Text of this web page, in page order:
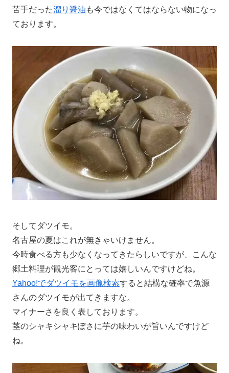
苦手だった溜り醤油 も今ではなくてはならない物になっ
ております。
そしてダツイモ。
名古屋の夏はこれが無きゃいけません。
今時食べる方も少なくなってきたらしいですが、こんな
郷土料理が観光客にとっては嬉しいんですけどね。
Yahoo!でダツイモを画像検索すると結構な確率で魚源
さんのダツイモが出てきますな。
マイナーさを良く表しております。
茎のシャキシャキぽさに芋の味わいが旨いんですけど
ね。